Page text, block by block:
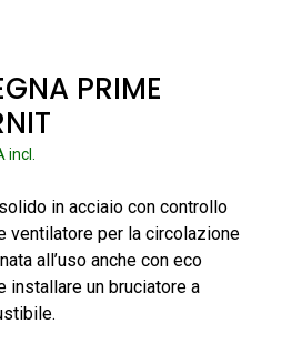
PRIME
€
€
incl.
in acciaio con controllo
ventilatore per la circolazione
all’uso anche con eco
un bruciatore a